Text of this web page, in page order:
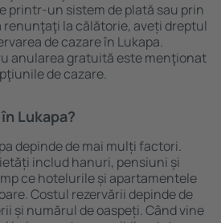
printr-un sistem de plată sau prin
renunţaţi la călătorie, aveți dreptul
de cazare în Lukapa.
anularea gratuită este menţionat
de cazare.
Lukapa?
depinde de mai mulți factori.
includ hanuri, pensiuni și
ce hotelurile și apartamentele
Costul rezervării depinde de
și numărul de oaspeți. Când vine